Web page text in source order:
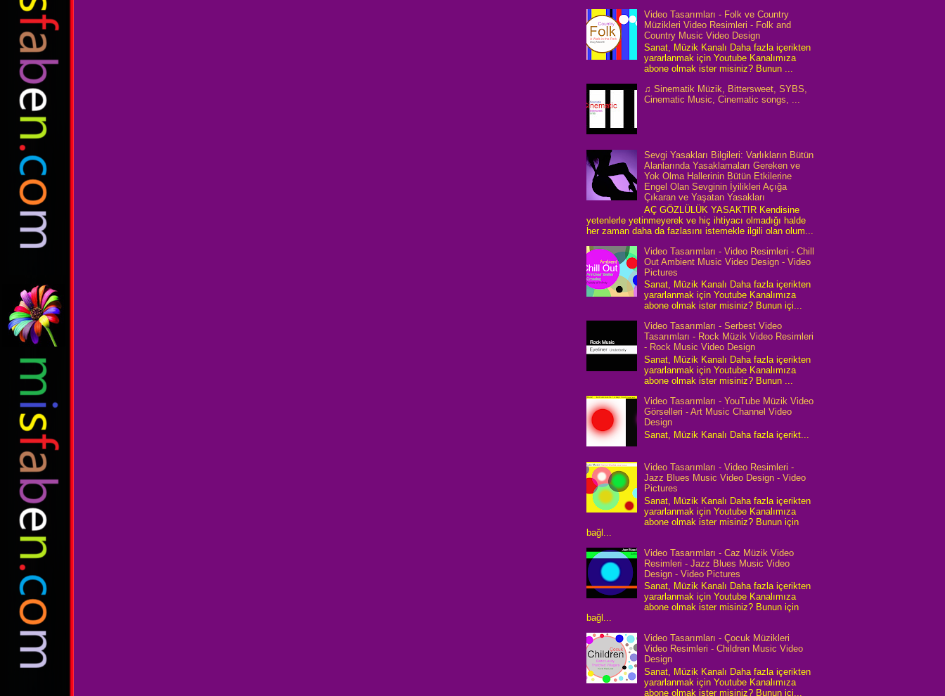
Video Tasarımları - Folk ve Country
Müzikleri Video Resimleri - Folk and
Country Music Video Design
Sanat, Müzik Kanalı Daha fazla içerikten
yararlanmak için Youtube Kanalımıza
abone olmak ister misiniz? Bunun ...
♫ Sinematik Müzik, Bittersweet, SYBS,
Cinematic Music, Cinematic songs, ...
Sevgi Yasakları Bilgileri: Varlıkların Bütün
Alanlarında Yasaklamaları Gereken ve
Yok Olma Hallerinin Bütün Etkilerine
Engel Olan Sevginin İyilikleri Açığa
Çıkaran ve Yaşatan Yasakları
AÇ GÖZLÜLÜK YASAKTIR Kendisine
yetenlerle yetinmeyerek ve hiç ihtiyacı olmadığı halde
her zaman daha da fazlasını istemekle ilgili olan olum...
Video Tasarımları - Video Resimleri - Chill
Out Ambient Music Video Design - Video
Pictures
Sanat, Müzik Kanalı Daha fazla içerikten
yararlanmak için Youtube Kanalımıza
abone olmak ister misiniz? Bunun içi...
Video Tasarımları - Serbest Video
Tasarımları - Rock Müzik Video Resimleri
- Rock Music Video Design
Sanat, Müzik Kanalı Daha fazla içerikten
yararlanmak için Youtube Kanalımıza
abone olmak ister misiniz? Bunun ...
Video Tasarımları - YouTube Müzik Video
Görselleri - Art Music Channel Video
Design
Sanat, Müzik Kanalı Daha fazla içerikt...
Video Tasarımları - Video Resimleri -
Jazz Blues Music Video Design - Video
Pictures
Sanat, Müzik Kanalı Daha fazla içerikten
yararlanmak için Youtube Kanalımıza
abone olmak ister misiniz? Bunun için
bağl...
Video Tasarımları - Caz Müzik Video
Resimleri - Jazz Blues Music Video
Design - Video Pictures
Sanat, Müzik Kanalı Daha fazla içerikten
yararlanmak için Youtube Kanalımıza
abone olmak ister misiniz? Bunun için
bağl...
Video Tasarımları - Çocuk Müzikleri
Video Resimleri - Children Music Video
Design
Sanat, Müzik Kanalı Daha fazla içerikten
yararlanmak için Youtube Kanalımıza
abone olmak ister misiniz? Bunun içi...